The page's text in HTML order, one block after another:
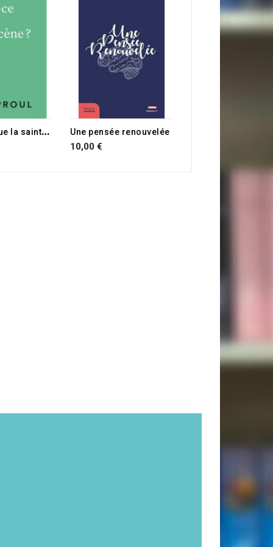
Q
u'est-ce que la sainte cène ? Une pensée renouvelée
10,00 €
21,00 €